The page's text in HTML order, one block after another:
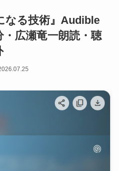
なる技術』Audible
・広瀬竜一朗読・聴